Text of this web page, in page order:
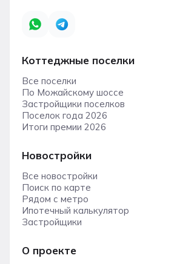
Коттеджные поселки
Все поселки
По Можайскому шоссе
Застройщики поселков
Поселок года 2026
Итоги премии 2026
Новостройки
Все новостройки
Поиск по карте
Рядом с метро
Ипотечный калькулятор
Застройщики
О проекте